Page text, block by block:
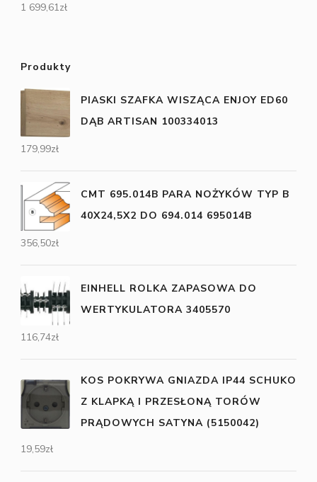
1 699,61zł
Produkty
PIASKI SZAFKA WISZĄCA ENJOY ED60
DĄB ARTISAN 100334013
179,99zł
CMT 695.014B PARA NOŻYKÓW TYP B
40X24,5X2 DO 694.014 695014B
356,50zł
EINHELL ROLKA ZAPASOWA DO
WERTYKULATORA 3405570
116,74zł
KOS POKRYWA GNIAZDA IP44 SCHUKO
Z KLAPKĄ I PRZESŁONĄ TORÓW
PRĄDOWYCH SATYNA (5150042)
19,59zł